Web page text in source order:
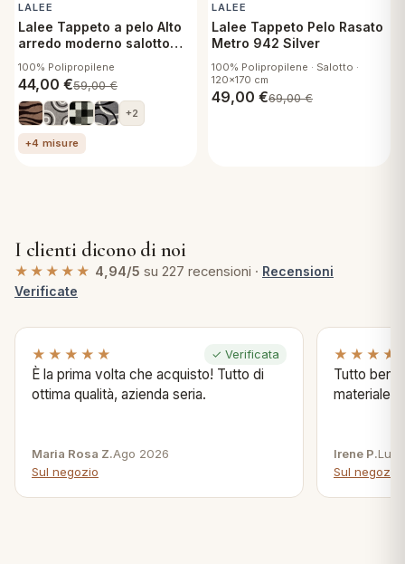
LALEE
Lalee Tappeto a pelo Alto
arredo moderno salotto
100% Polipropilene
44,00 €59,00€
+2
+4 misure
LALEE
Lalee Tappeto Pelo Rasato
Metro 942 Silver
100% Polipropilene · Salotto ·
120x170 cm
49,00 €69,00€
I clienti dicono di noi
★★★★★ 4,94/5 su 227 recensioni · Recensioni
Verificate
★★★★★ ✓ Verificata
È la prima volta che acquisto! Tutto di
ottima qualità, azienda seria.
Maria Rosa Z.Ago 2026
Sul negozio
Tutto bene
materiale .
Irene P.Lug
Sul negozio